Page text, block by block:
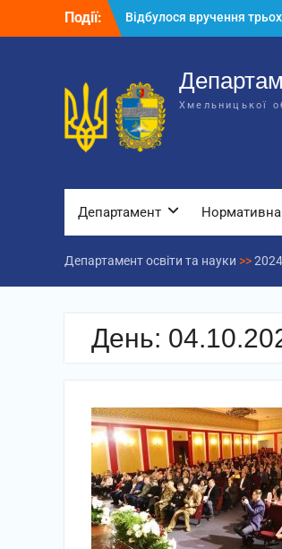
Події:
Відбулося вручення
для потреб закладів
Департаменту освіти та
державної адміністрації
Відбулась обласна
відповідальних за
патріотичне виховання
Хмельницької
Департамент
Департамент освіти та науки >>2024
День: